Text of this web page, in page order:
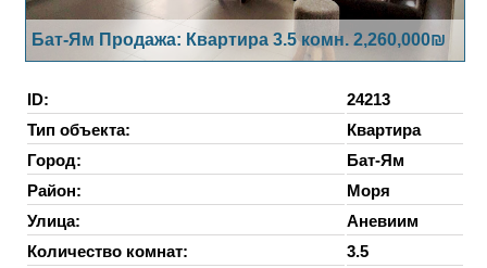
Бат-Ям Продажа: Квартира 3.5 комн. 2,260,000₪
ID:
24213
Тип объекта:
Квартира
Город:
Бат-Ям
Район:
Моря
Улица:
Аневиим
Количество комнат:
3.5